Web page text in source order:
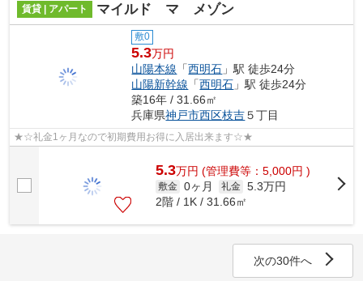
賃貸 | アパート マイルド マ メゾン
敷0
5.3万円
山陽本線 「西明石 」駅 徒歩24分
山陽新幹線 「西明石 」駅 徒歩24分
築16年 / 31.66㎡
兵庫県神戸市西区枝吉５丁目
★☆礼金1ヶ月なので初期費用お得に入居出来ます☆★
5.3万円 (管理費等：5,000円 )
敷金 0ヶ月 礼金 5.3万円
2階 / 1K / 31.66㎡
次の30件へ